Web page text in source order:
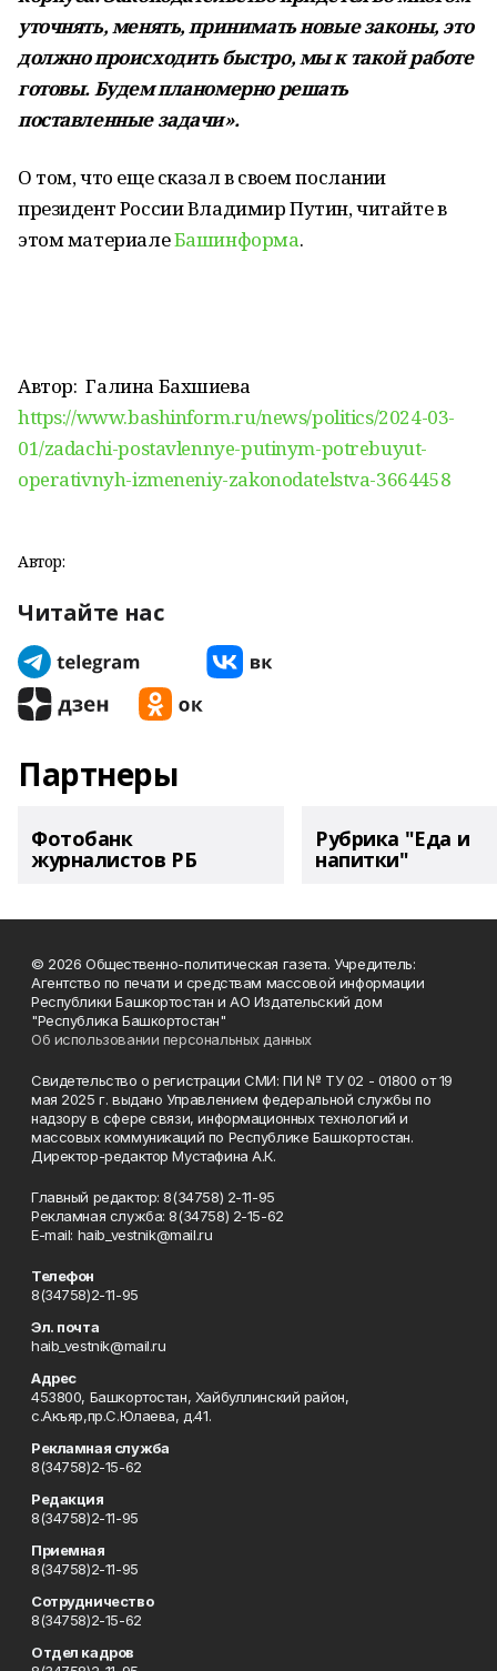
уточнять, менять, принимать новые законы, это
должно происходить быстро, мы к такой работе
готовы. Будем планомерно решать
поставленные задачи».
О том, что еще сказал в своем послании
президент России Владимир Путин, читайте в
этом материалеБашинформа.
Автор: Галина Бахшиева
https://www.bashinform.ru/news/politics/2024-03-
01/zadachi-postavlennye-putinym-potrebuyut-
operativnyh-izmeneniy-zakonodatelstva-3664458
Автор:
Читайте нас
Партнеры
Фотобанк
журналистов РБ
Рубрика "Еда и
напитки"
© 2026 Общественно-политическая газета. Учредитель:
Агентство по печати и средствам массовой информации
Республики Башкортостан и АО Издательский дом
"Республика Башкортостан"
Об использовании персональных данных
Свидетельство о регистрации СМИ: ПИ № ТУ 02 - 01800 от 19
мая 2025 г. выдано Управлением федеральной службы по
надзору в сфере связи, информационных технологий и
массовых коммуникаций по Республике Башкортостан.
Директор-редактор Мустафина А.К.
Главный редактор: 8(34758) 2-11-95
Рекламная служба: 8(34758) 2-15-62
Е-mаil: haib_vestnik@mail.ru
Телефон
8(34758)2-11-95
Эл. почта
haib_vestnik@mail.ru
Адрес
453800, Башкортостан, Хайбуллинский район,
с.Акъяр,пр.С.Юлаева, д.41.
Рекламная служба
8(34758)2-15-62
Редакция
8(34758)2-11-95
Приемная
8(34758)2-11-95
Сотрудничество
8(34758)2-15-62
Отдел кадров